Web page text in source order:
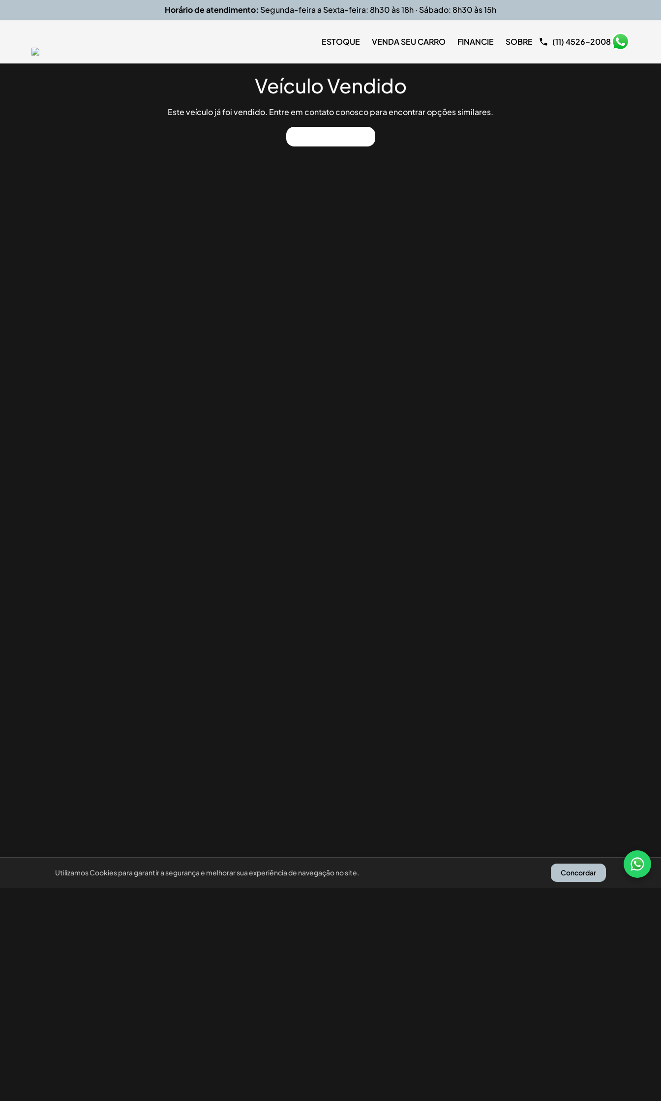
Horário de atendimento: Segunda-feira a Sexta-feira: 8h30 às 18h · Sábado: 8h30 às 15h
ESTOQUE VENDA SEU CARRO FINANCIE SOBRE (11) 4526-2008
Veículo Vendido
Este veículo já foi vendido. Entre em contato conosco para encontrar opções similares.
Utilizamos Cookies para garantir a segurança e melhorar sua experiência de navegação no site. Concordar